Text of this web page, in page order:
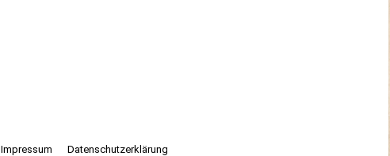
Impressum Datenschutzerklärung